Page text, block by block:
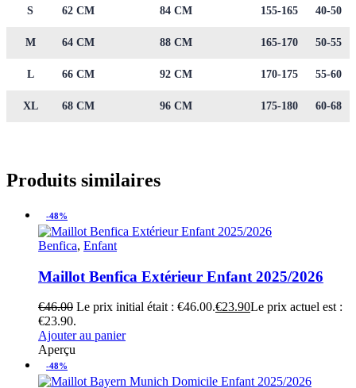
S 62 CM 84 CM 155-165 40-50
M 64 CM 88 CM 165-170 50-55
L 66 CM 92 CM 170-175 55-60
XL 68 CM 96 CM 175-180 60-68
Produits similaires
-48%
Benfica, Enfant
Maillot Benfica Extérieur Enfant 2025/2026
€46.00 Le prix initial était : €46.00.€23.90Le prix actuel est :
€23.90.
Ajouter au panier
Aperçu
-48%